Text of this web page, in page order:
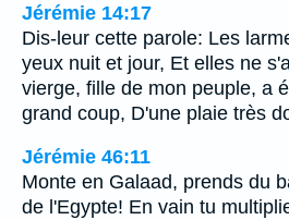
Jérémie 14:17
Dis-leur cette parole: Les
yeux nuit et jour, Et elles ne
vierge, fille de mon peuple, a
grand coup, D'une plaie très
Jérémie 46:11
Monte en Galaad, prends du
de l'Egypte! En vain tu